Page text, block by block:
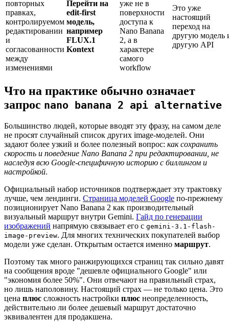
повторных
правках,
контролируемом
редактировании
и
согласованности
между
изменениями
Перейти на
edit-first
модель,
например
FLUX.1
Kontext
уже не в
поверхности
доступа к
Nano Banana
2, а в
характере
самого
workflow
Это уже
настоящий
переход на
другую модель
другую API
Что на практике обычно означает
запрос nano banana 2 api alternative
Большинство людей, которые вводят эту фразу, на самом деле
не просят случайный список других image-моделей. Они
задают более узкий и более полезный вопрос: как сохранить
скорость и поведение Nano Banana 2 при редактировании, не
наследуя всю Google-специфичную историю с биллингом и
настройкой.
Официальный набор источников подтверждает эту трактовку
лучше, чем лендинги. Страница моделей Google по-прежнему
позиционирует Nano Banana 2 как производительный
визуальный маршрут внутри Gemini. Гайд по генерации
изображений напрямую связывает его с gemini-3.1-flash-
image-preview. Для многих технических покупателей выбор
модели уже сделан. Открытым остается именно маршрут.
Поэтому так много ранжирующихся страниц так сильно давят
на сообщения вроде "дешевле официального Google" или
"экономия более 50%". Они отвечают на правильный страх,
но лишь наполовину. Настоящий страх — не только цена. Это
цена плюс сложность настройки плюс неопределенность,
действительно ли более дешевый маршрут достаточно
эквивалентен для продакшена.